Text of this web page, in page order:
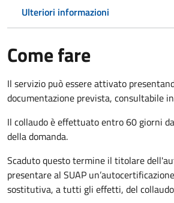
Ulteriori informazioni
Come fare
Il servizio può essere attivato
documentazione prevista, consultabile
Il collaudo è effettuatoentro 60 giorni
della domanda.
Scaduto questo termine il titolare
presentare al SUAP
sostitutiva, a tutti gli effetti, del